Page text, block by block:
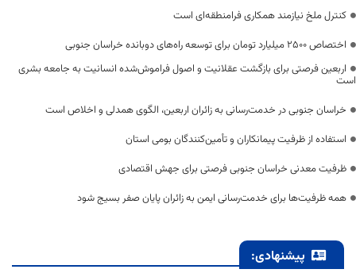
کنترل ملخ نیازمند همکاری فرامنطقه‌ای است
اختصاص 2500 میلیارد تومان برای توسعه راه‌های دوبانده خراسان جنوبی
اربعین فرصتی برای بازگشت عقلانیت و اصول فراموش‌شده انسانیت به جامعه بشری
است
خراسان جنوبی در خدمت‌رسانی به زائران اربعین، الگوی همدلی و اخلاص است
استفاده از ظرفیت پیمانکاران و تأمین‌کنندگان بومی استان
ظرفیت معدنی خراسان جنوبی فرصتی برای جهش اقتصادی
همه ظرفیت‌ها برای خدمت‌رسانی ایمن به زائران پایان صفر بسیج شود
پیشنهادی: